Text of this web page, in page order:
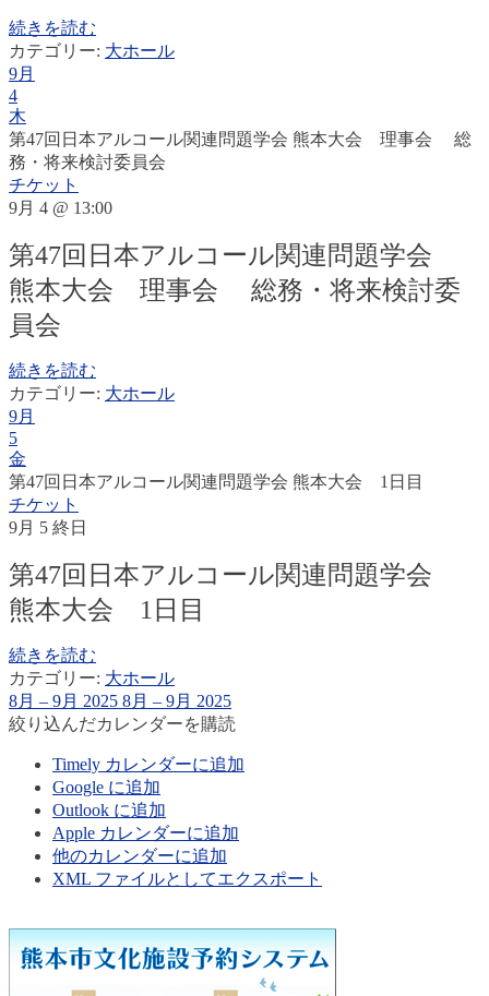
続きを読む
カテゴリー: 大ホール
9月
4
木
第47回日本アルコール関連問題学会 熊本大会 理事会 総
務・将来検討委員会
チケット
9月 4 @ 13:00
第47回日本アルコール関連問題学会
熊本大会 理事会 総務・将来検討委
員会
続きを読む
カテゴリー: 大ホール
9月
5
金
第47回日本アルコール関連問題学会 熊本大会 1日目
チケット
9月 5 終日
第47回日本アルコール関連問題学会
熊本大会 1日目
続きを読む
カテゴリー: 大ホール
8月 – 9月 2025 8月 – 9月 2025
絞り込んだカレンダーを購読
Timely カレンダーに追加
Google に追加
Outlook に追加
Apple カレンダーに追加
他のカレンダーに追加
XML ファイルとしてエクスポート